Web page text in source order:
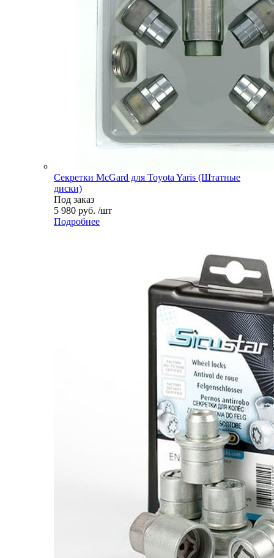
Секретки McGard для Toyota Yaris (Штатные
диски)
Под заказ
5 980 руб. /шт
Подробнее